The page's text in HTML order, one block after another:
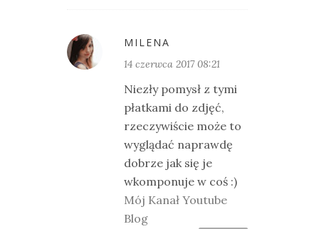
MILENA
14 czerwca 2017 08:21
Niezły pomysł z tymi
płatkami do zdjęć,
rzeczywiście może to
wyglądać naprawdę
dobrze jak się je
wkomponuje w coś :)
Mój Kanał Youtube
Blog